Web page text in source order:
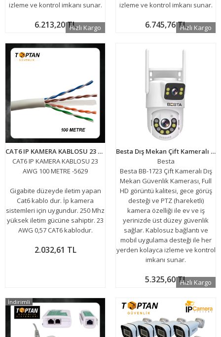
izleme ve kontrol imkanı sunar.
6.213,20 TLHızlı Kargo
izleme ve kontrol imkanı sunar.
6.745,76 TLHızlı Kargo
CAT6 IP KAMERA KABLOSU 23 AWG 100 METRE -5629
CAT6 IP KAMERA KABLOSU 23
AWG 100 METRE -5629
Gigabite düzeyde iletim yapan
Cat6 kablo dur. İp kamera
sistemleri için uygundur. 250 Mhz
yüksek iletim gücüne sahiptir. 23
AWG 0,57 CAT6 kablodur.
2.032,61 TL
Besta Dış Mekan Çift Kameralı Gece Görüşlü Full Hd Ip Akıllı Güvenlik Kamerası PTZ GÜVENLİK KAMERASI BB-1723
Besta
Besta BB-1723 Çift Kameralı Dış
Mekan Güvenlik Kamerası, Full
HD görüntü kalitesi, gece görüş
desteği ve PTZ (hareketli)
kamera özelliği ile ev ve iş
yerinizde üst düzey güvenlik
sağlar. Kablosuz bağlantı ve
mobil uygulama desteği ile her
yerden kolayca izleme ve kontrol
imkanı sunar.
5.325,60 TLHızlı Kargo
İndirimli